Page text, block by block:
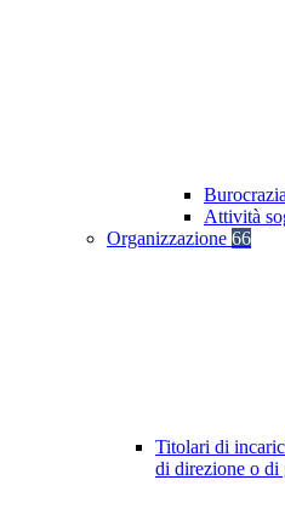
Attività
Organizzazione 66
Titolari di
di direzione o di